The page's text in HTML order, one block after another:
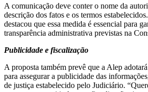
A comunicação deve conter o nome da
descrição dos fatos e os termos
destacou que essa medida é essencial para
transparência administrativa previstas na
Publicidade e fiscalização
A proposta também prevê que a Alep
para assegurar a publicidade das
de justiça estabelecido pelo Judiciário.